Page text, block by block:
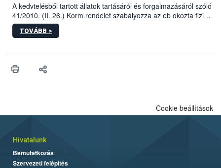
A kedvtelésből tartott állatok tartásáról és forgalmazásáról szóló
41/2010. (II. 26.) Korm.rendelet szabályozza az eb okozta fizikai
sérülés, illetve ennek veszélye keletkezésekor felmerülő
hatósági feladatokat, valamint a veszélyes eb tartását és annak
vonni az ebek viselkedésének megítélésében jártas szakértőt.
TOVÁBB >
Cookie beállítások
Hivatalunk
Bemutatkozás
Szervezeti felépítés